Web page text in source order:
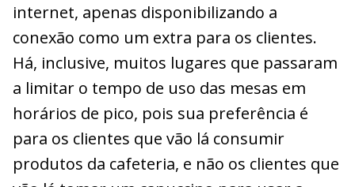
internet, apenas disponibilizando a
conexão como um extra para os clientes.
Há, inclusive, muitos lugares que passaram
a limitar o tempo de uso das mesas em
horários de pico, pois sua preferência é
para os clientes que vão lá consumir
produtos da cafeteria, e não os clientes que